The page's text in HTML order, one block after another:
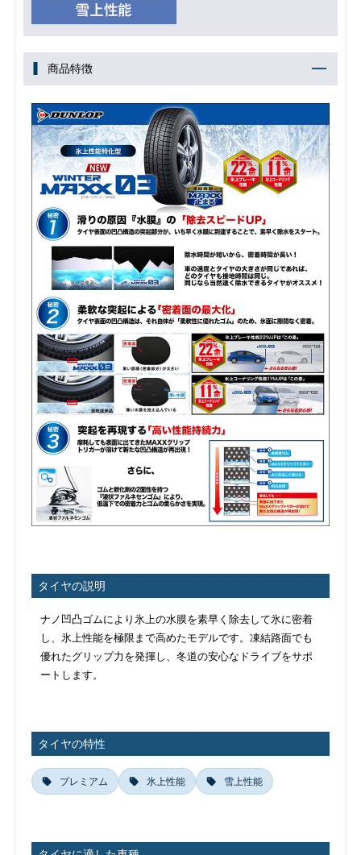
商品特徴
タイヤの説明
ナノ凹凸ゴムにより氷上の水膜を素早く除去して氷に密着
し、氷上性能を極限まで高めたモデルです。凍結路面でも
優れたグリップ力を発揮し、冬道の安心なドライブをサポ
ートします。
タイヤの特性
プレミアム 氷上性能 雪上性能